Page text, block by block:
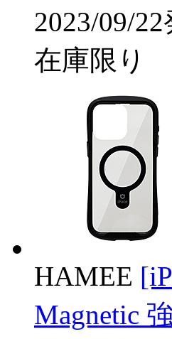
2023/09/
在庫限り
HAMEE
Magnetic